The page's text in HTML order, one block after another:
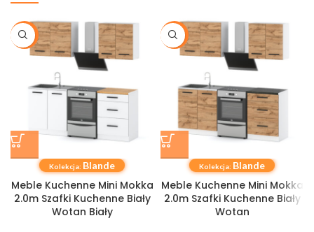
-20%
Kolekcja: Blande
Meble Kuchenne Mini Mokka
2.0m Szafki Kuchenne Biały
Wotan Biały
-20%
Kolekcja: Blande
Meble Kuchenne Mini Mokka
2.0m Szafki Kuchenne Biały
Wotan